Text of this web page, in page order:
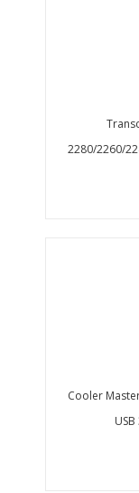
2280/2260/
Cooler